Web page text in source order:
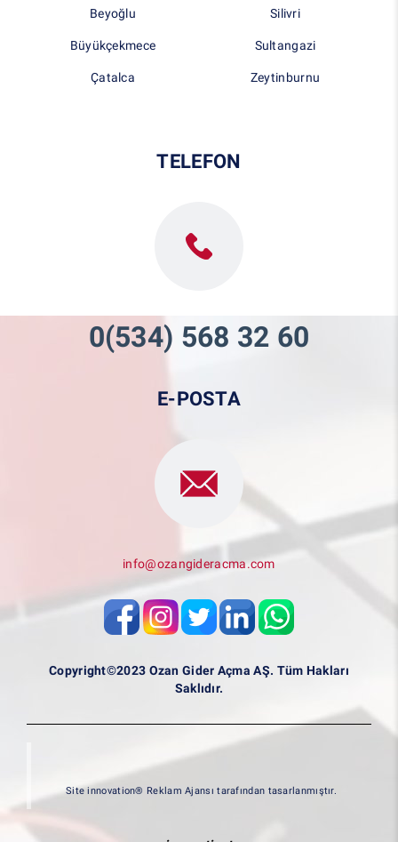
Beyoğlu Silivri
Büyükçekmece Sultangazi
Çatalca Zeytinburnu
TELEFON
0(534) 568 32 60
E-POSTA
info@ozangideracma.com
Copyright©2023 Ozan Gider Açma AŞ. Tüm Hakları
Saklıdır.
Site innovation® Reklam Ajansı tarafından tasarlanmıştır.